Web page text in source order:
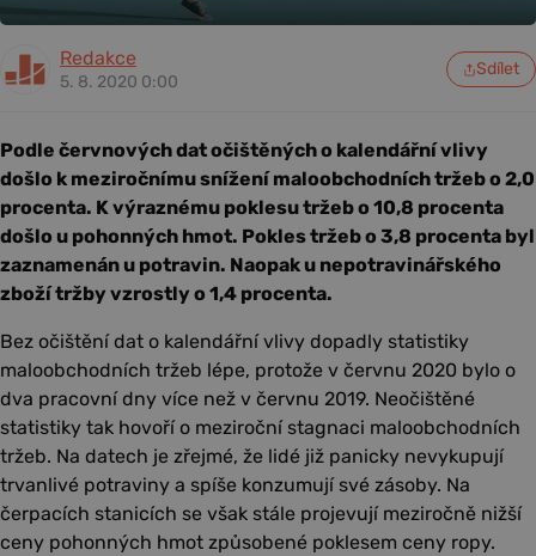
Redakce
5. 8. 2020 0:00
Sdílet
Podle červnových dat očištěných o kalendářní vlivy
došlo k meziročnímu snížení maloobchodních tržeb o 2,0
procenta. K výraznému poklesu tržeb o 10,8 procenta
došlo u pohonných hmot. Pokles tržeb o 3,8 procenta byl
zaznamenán u potravin. Naopak u nepotravinářského
zboží tržby vzrostly o 1,4 procenta.
Bez očištění dat o kalendářní vlivy dopadly statistiky
maloobchodních tržeb lépe, protože v červnu 2020 bylo o
dva pracovní dny více než v červnu 2019. Neočištěné
statistiky tak hovoří o meziroční stagnaci maloobchodních
tržeb. Na datech je zřejmé, že lidé již panicky nevykupují
trvanlivé potraviny a spíše konzumují své zásoby. Na
čerpacích stanicích se však stále projevují meziročně nižší
ceny pohonných hmot způsobené poklesem ceny ropy.